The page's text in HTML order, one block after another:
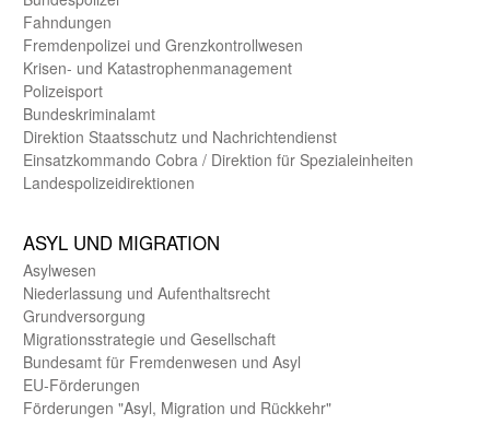
Fahndungen
Fremdenpolizei und Grenzkontrollwesen
Krisen- und Katastrophen­management
Polizeisport
Bundes­kriminal­amt
Direktion Staats­schutz und Nach­richten­dienst
Einsatz­kommando Cobra / Direktion für Spezialeinheiten
Landes­polizei­direk­tionen
ASYL UND MIGRA­TION
Asyl­wesen
Nieder­lassung und Aufent­halts­recht
Grund­versorgung
Migrations­strategie und Gesell­schaft
Bundes­amt für Fremden­wesen und Asyl
EU-Förde­rungen
Förderungen "Asyl, Migration und Rückkehr"